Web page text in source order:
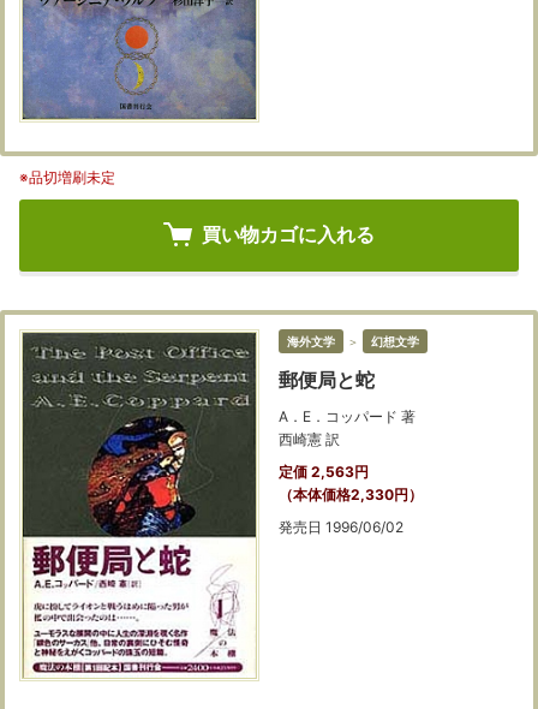
※品切増刷未定
買い物カゴに入れる
海外文学 ＞ 幻想文学
郵便局と蛇
A．E．コッパード 著
西崎憲 訳
定価 2,563円
（本体価格2,330円）
発売日 1996/06/02